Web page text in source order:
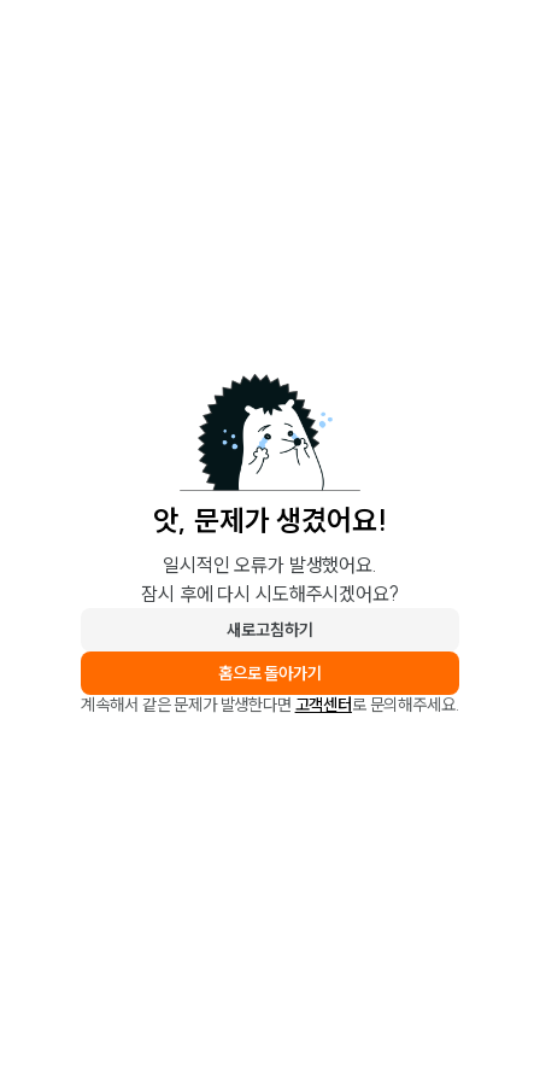
앗, 문제가 생겼어요!
일시적인 오류가 발생했어요.
잠시 후에 다시 시도해주시겠어요?
새로고침하기
홈으로 돌아가기
계속해서 같은 문제가 발생한다면 고객센터로 문의해주세요.